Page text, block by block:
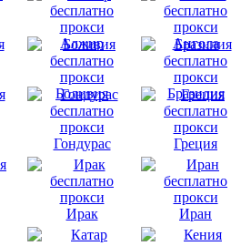
Алжир Ангола
Боливия
Бразилия
Гондурас Греция
Ирак Иран